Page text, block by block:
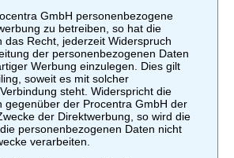
GmbH personenbezogene
zu betreiben, so hat die
das Recht, jederzeit Widerspruch
der personenbezogenen Daten
Werbung einzulegen. Dies gilt
soweit es mit solcher
steht. Widerspricht die
gegenüber der Procentra GmbH der
der Direktwerbung, so wird die
personenbezogenen Daten nicht
verarbeiten.